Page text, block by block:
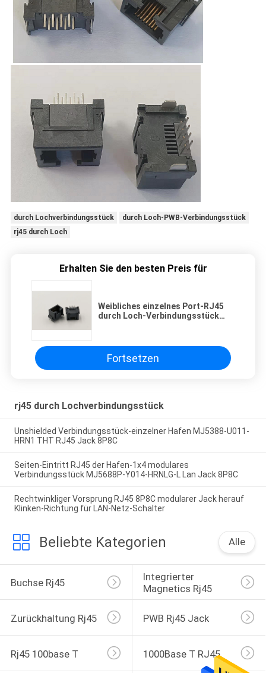
durch Lochverbindungsstück
durch Loch-PWB-Verbindungsstück
rj45 durch Loch
Erhalten Sie den besten Preis für
Weibliches einzelnes Port-RJ45
durch Loch-Verbindungsstück
Fortsetzen
rj45 durch Lochverbindungsstück
Unshielded Verbindungsstück-einzelner Hafen MJ5388-U011-
HRN1 THT RJ45 Jack 8P8C
Seiten-Eintritt RJ45 der Hafen-1x4 modulares
Verbindungsstück MJ5688P-Y014-HRNLG-L Lan Jack 8P8C
Rechtwinkliger Vorsprung RJ45 8P8C modularer Jack herauf
Klinken-Richtung für LAN-Netz-Schalter
Beliebte Kategorien Alle
Buchse Rj45
Integrierter
Magnetics Rj45
Zurückhaltung Rj45 PWB Rj45 Jack
Rj45 100base T 1000Base T RJ45